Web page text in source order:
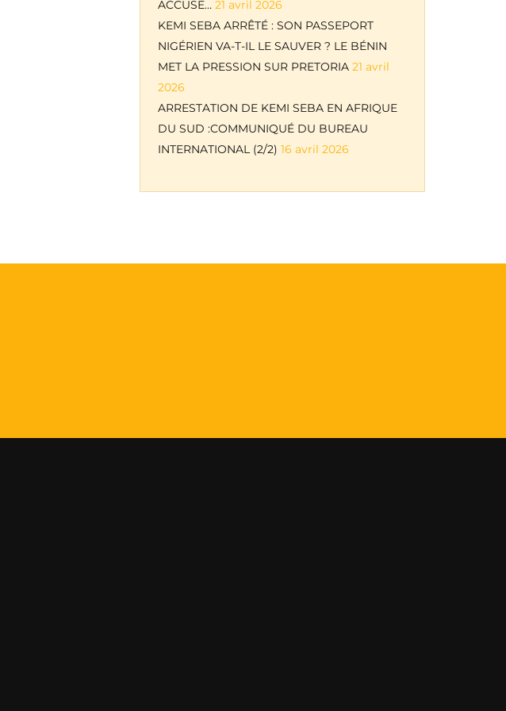
ACCUSE… 21 avril 2026
KEMI SEBA ARRÊTÉ : SON PASSEPORT
NIGÉRIEN VA-T-IL LE SAUVER ? LE BÉNIN
MET LA PRESSION SUR PRETORIA 21 avril
2026
ARRESTATION DE KEMI SEBA EN AFRIQUE
DU SUD :COMMUNIQUÉ DU BUREAU
INTERNATIONAL (2/2) 16 avril 2026